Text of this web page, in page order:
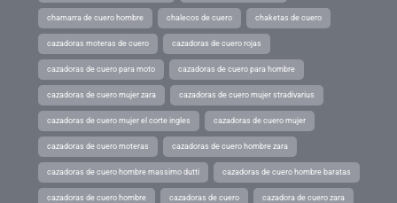
chamarra de cuero hombre chalecos de cuero chaketas de cuero
cazadoras moteras de cuero cazadoras de cuero rojas
cazadoras de cuero para moto cazadoras de cuero para hombre
cazadoras de cuero mujer zara cazadoras de cuero mujer stradivarius
cazadoras de cuero mujer el corte ingles cazadoras de cuero mujer
cazadoras de cuero moteras cazadoras de cuero hombre zara
cazadoras de cuero hombre massimo dutti cazadoras de cuero hombre baratas
cazadoras de cuero hombre cazadoras de cuero cazadora de cuero zara